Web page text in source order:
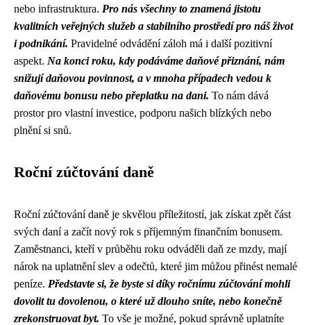
nebo infrastruktura. Pro nás všechny to znamená jistotu
kvalitních veřejných služeb a stabilního prostředí pro náš život
i podnikání. Pravidelné odvádění záloh má i další pozitivní
aspekt. Na konci roku, kdy podáváme daňové přiznání, nám
snižují daňovou povinnost, a v mnoha případech vedou k
daňovému bonusu nebo přeplatku na dani. To nám dává
prostor pro vlastní investice, podporu našich blízkých nebo
plnění si snů.
Roční zúčtování daně
Roční zúčtování daně je skvělou příležitostí, jak získat zpět část
svých daní a začít nový rok s příjemným finančním bonusem.
Zaměstnanci, kteří v průběhu roku odváděli daň ze mzdy, mají
nárok na uplatnění slev a odečtů, které jim můžou přinést nemalé
peníze. Představte si, že byste si díky ročnímu zúčtování mohli
dovolit tu dovolenou, o které už dlouho sníte, nebo konečně
zrekonstruovat byt. To vše je možné, pokud správně uplatníte